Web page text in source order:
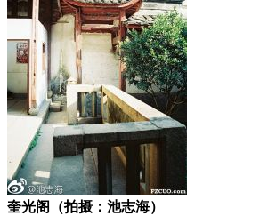
奎光阁（拍摄：池志海）